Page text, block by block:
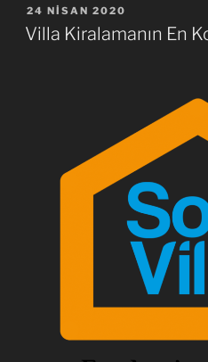
YAYIM
TARIHI
24 NISAN 2020
Villa Kiralamanın En